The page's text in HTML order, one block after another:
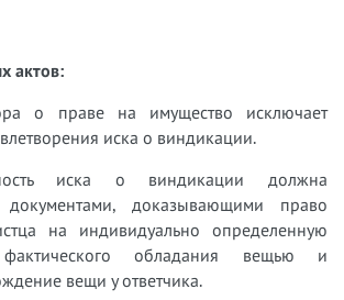
актов:
о праве на имущество исключает
иска о виндикации.
иска о виндикации должна
документами, доказывающими право
на индивидуально определенную
обладания вещью и
вещи у ответчика.